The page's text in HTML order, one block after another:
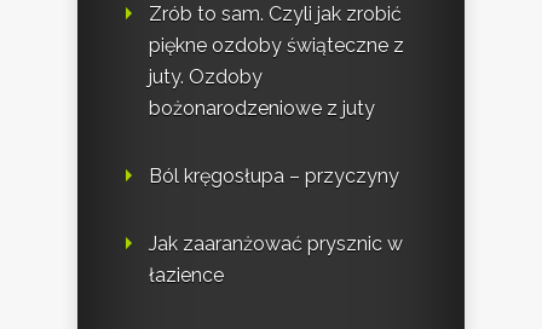
Zrób to sam. Czyli jak zrobić
piękne ozdoby świąteczne z
juty. Ozdoby
bożonarodzeniowe z juty
Ból kręgosłupa – przyczyny
Jak zaaranżować prysznic w
łazience